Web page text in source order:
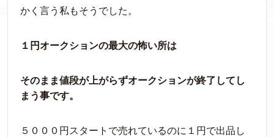
かく言う私もそうでした。
１円オークションの最大の怖い所は
そのまま値段が上がらずオークションが終了してし
まう事です。
５０００円スタートで売れているのに１円で出品し